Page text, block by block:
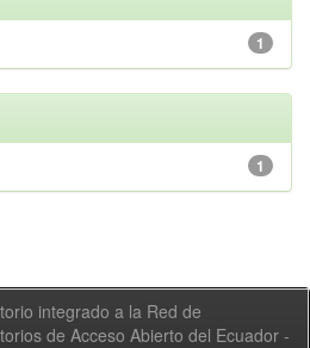
1
1
integrado a la Red de
de Acceso Abierto del Ecuador -